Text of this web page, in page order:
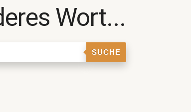
Wort...
SUCHE